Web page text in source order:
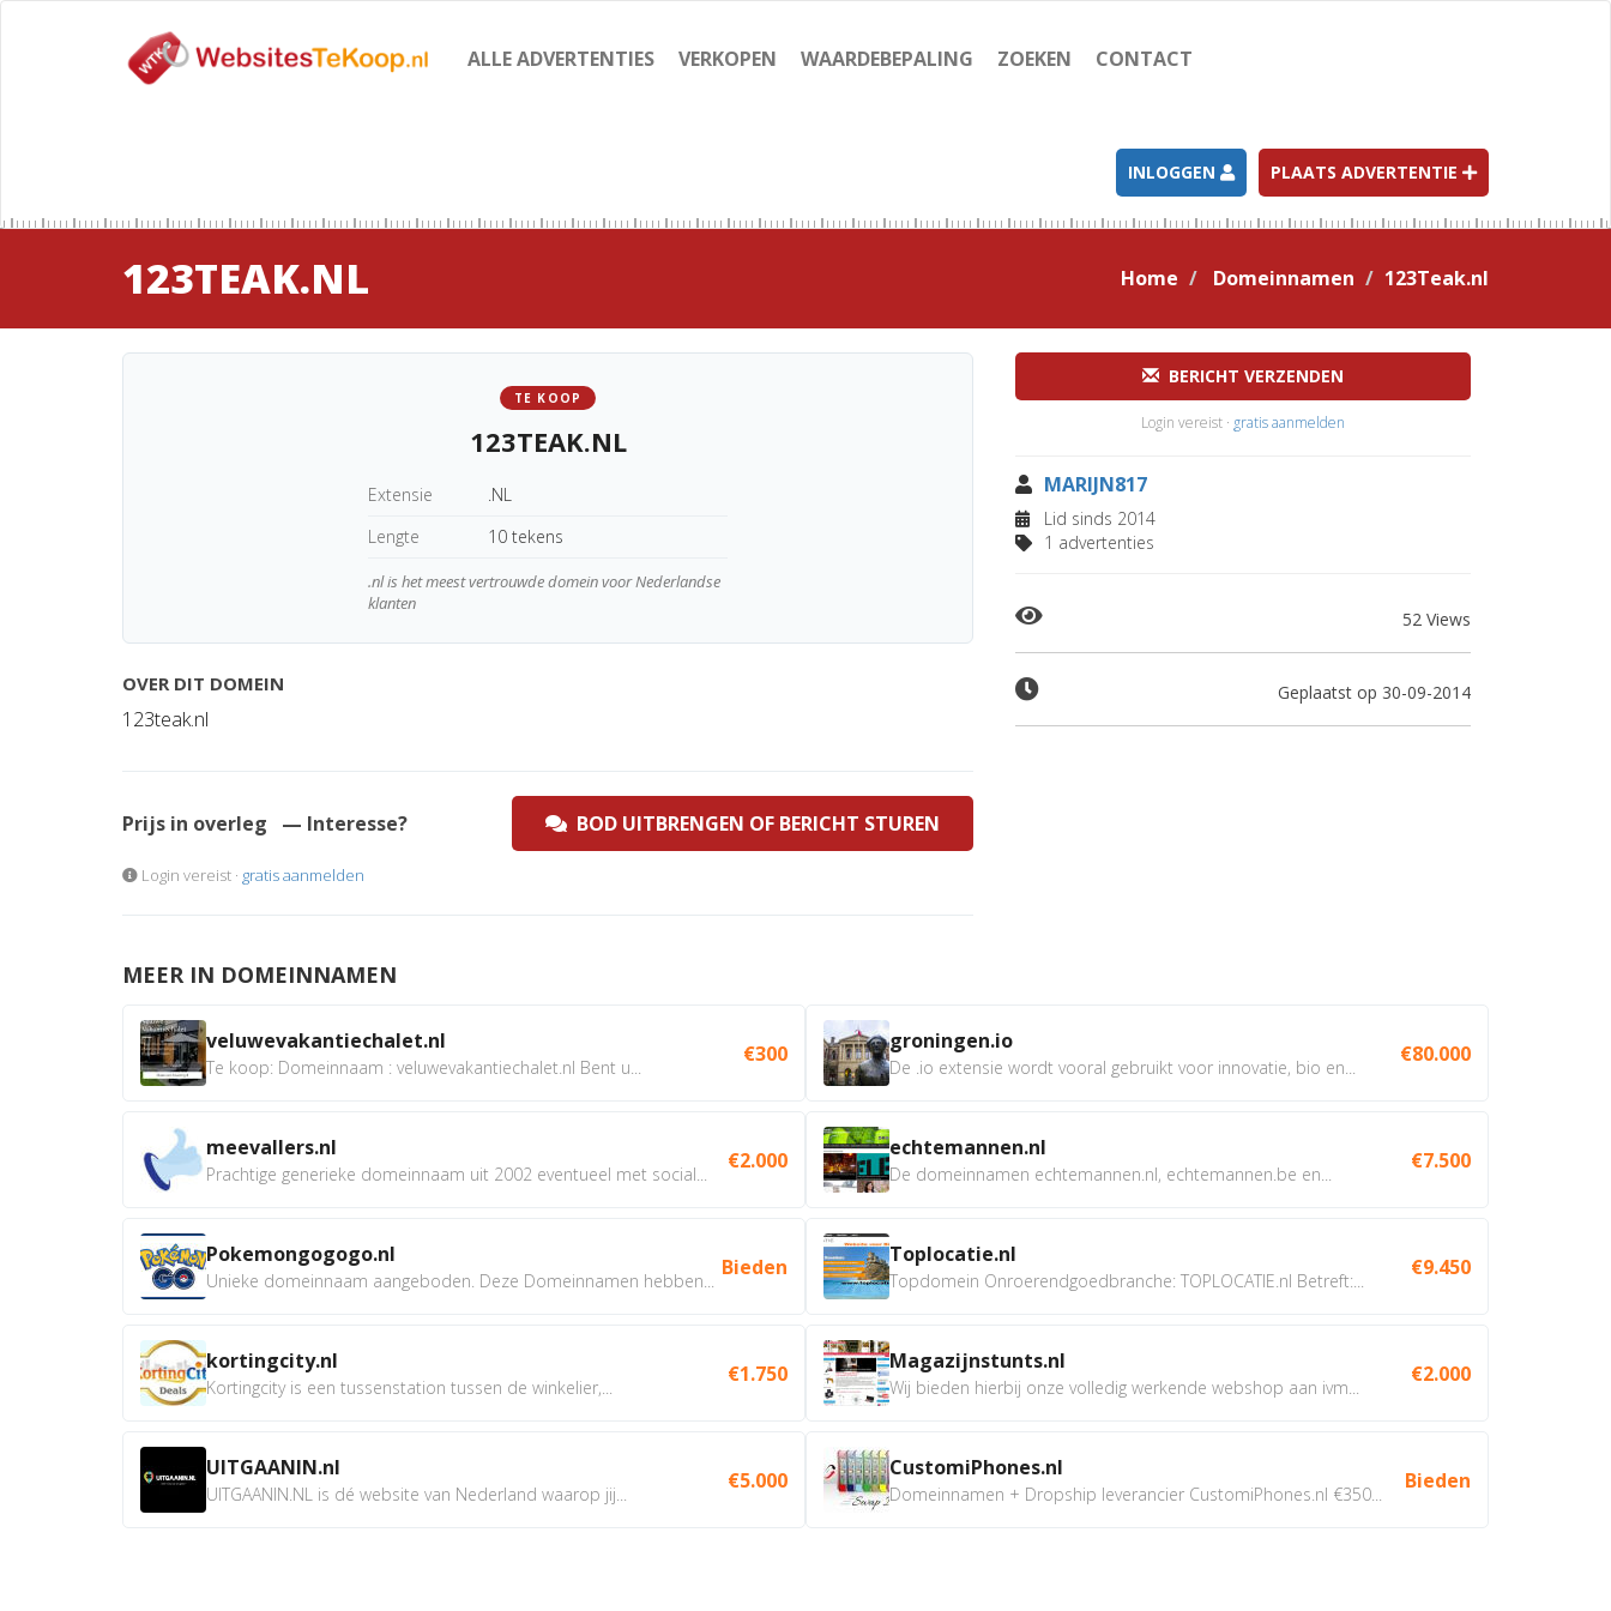
ALLE ADVERTENTIES VERKOPEN WAARDEBEPALING ZOEKEN CONTACT
INLOGGEN PLAATS ADVERTENTIE
123TEAK.NL Home Domeinnamen 123Teak.nl
TE KOOP
123TEAK.NL
Extensie
.NL
Lengte
10 tekens
.nl is het meest vertrouwde domein voor Nederlandse
klanten
OVER DIT DOMEIN
123teak.nl
Prijs in overleg — Interesse? BOD UITBRENGEN OF BERICHT STUREN
Login vereist · gratis aanmelden
BERICHT VERZENDEN
Login vereist · gratis aanmelden
MARIJN817
Lid sinds 2014
1 advertenties
52 Views
Geplaatst op 30-09-2014
MEER IN DOMEINNAMEN
veluwevakantiechalet.nl
Te koop: Domeinnaam : veluwevakantiechalet.nl Bent u...
€300
meevallers.nl
Prachtige generieke domeinnaam uit 2002 eventueel met social...
€2.000
Pokemongogogo.nl
Unieke domeinnaam aangeboden. Deze Domeinnamen hebben...
Bieden
kortingcity.nl
Kortingcity is een tussenstation tussen de winkelier,...
€1.750
UITGAANIN.nl
UITGAANIN.NL is dé website van Nederland waarop jij...
€5.000
groningen.io
De .io extensie wordt vooral gebruikt voor innovatie, bio en...
€80.000
echtemannen.nl
De domeinnamen echtemannen.nl, echtemannen.be en...
€7.500
Toplocatie.nl
Topdomein Onroerendgoedbranche: TOPLOCATIE.nl Betreft:...
€9.450
Magazijnstunts.nl
Wij bieden hierbij onze volledig werkende webshop aan ivm...
€2.000
CustomiPhones.nl
Domeinnamen + Dropship leverancier CustomiPhones.nl €350...
Bieden